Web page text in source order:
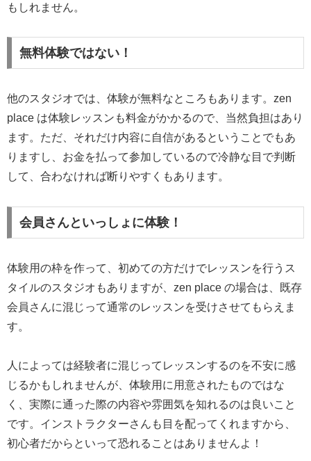
もしれません。
無料体験ではない！
他のスタジオでは、体験が無料なところもあります。zen
place は体験レッスンも料金がかかるので、当然負担はあり
ます。ただ、それだけ内容に自信があるということでもあ
りますし、お金を払って参加しているので冷静な目で判断
して、合わなければ断りやすくもあります。
会員さんといっしょに体験！
体験用の枠を作って、初めての方だけでレッスンを行うス
タイルのスタジオもありますが、zen place の場合は、既存
会員さんに混じって通常のレッスンを受けさせてもらえま
す。
人によっては経験者に混じってレッスンするのを不安に感
じるかもしれませんが、体験用に用意されたものではな
く、実際に通った際の内容や雰囲気を知れるのは良いこと
です。インストラクターさんも目を配ってくれますから、
初心者だからといって恐れることはありませんよ！